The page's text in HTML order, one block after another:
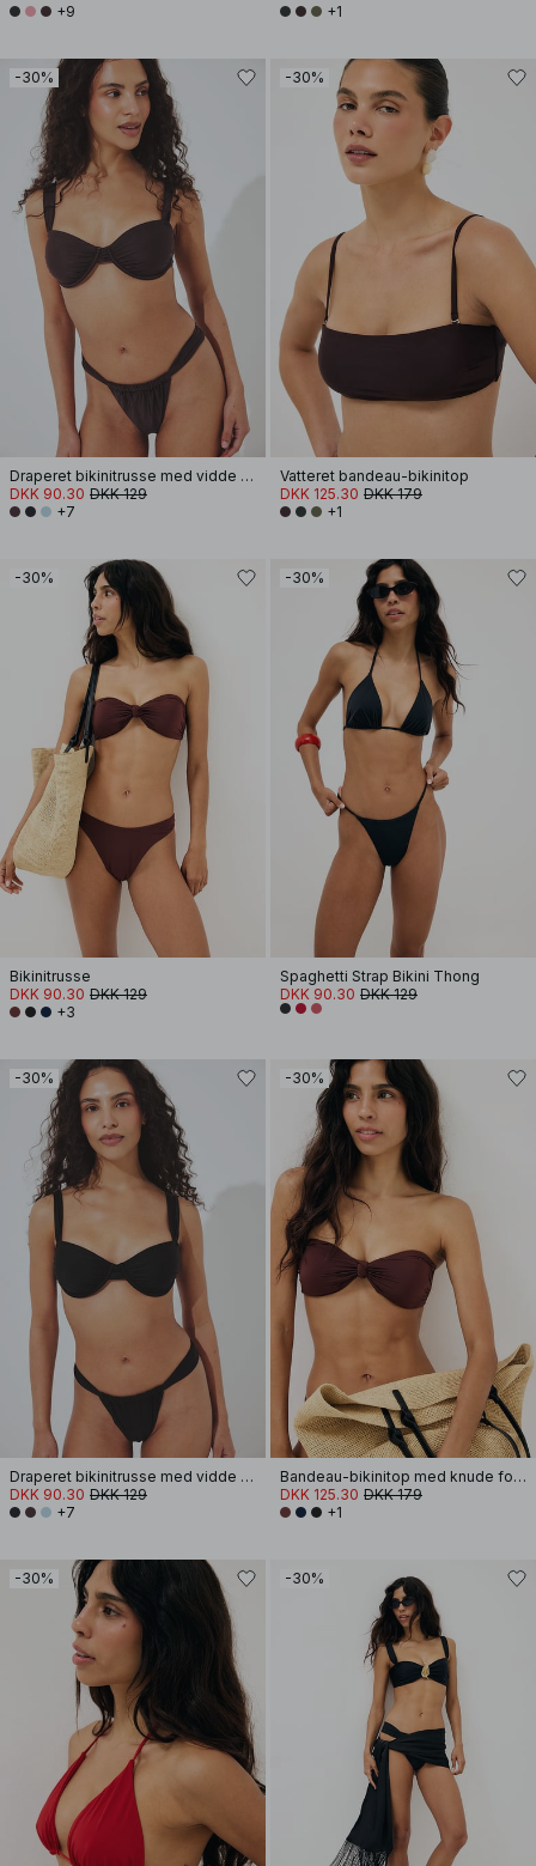
+9
+1
-30%
Draperet bikinitrusse med vidde stropper
DKK 90.30 DKK 129
+7
-30%
Vatteret bandeau-bikinitop
DKK 125.30 DKK 179
+1
-30%
Bikinitrusse
DKK 90.30 DKK 129
+3
-30%
Spaghetti Strap Bikini Thong
DKK 90.30 DKK 129
-30%
Draperet bikinitrusse med vidde stropper
DKK 90.30 DKK 129
+7
-30%
Bandeau-bikinitop med knude foran
DKK 125.30 DKK 179
+1
-30% -30%